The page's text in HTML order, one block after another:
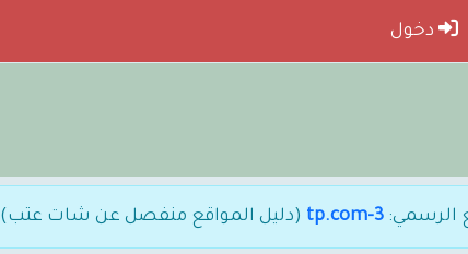
دخول
الرسمي: 3-tp.com (دليل المواقع منفصل عن شات عتب)